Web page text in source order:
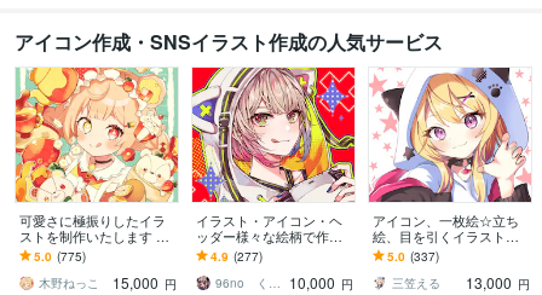
アイコン作成・SNSイラスト作成の人気サービス
可愛さに極振りしたイラ
ストを制作いたします ★
商用利用＆二次利用込
み！ミニキャラは小物２
点まで無料！★
5.0 (775)
木野ねっこ
15,000 円
イラスト・アイコン・ヘ
ッダー様々な絵柄で作成
します 商用可！似顔絵・
ブログ・インスタ・動画
配信サムネ等用途様々！
4.9 (277)
96no くろの
10,000 円
アイコン、一枚絵☆立ち
絵、目を引くイラスト描
きます イリアム、サム
ネ、live2D、YouTube、歌
ってみたも
5.0 (337)
三笠える
13,000 円